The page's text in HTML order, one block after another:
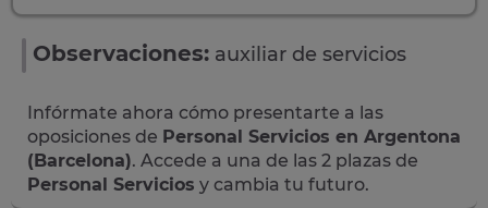
Observaciones: auxiliar de servicios
Infórmate ahora cómo presentarte a las
oposiciones de Personal Servicios en Argentona
(Barcelona). Accede a una de las 2 plazas de
Personal Servicios y cambia tu futuro.